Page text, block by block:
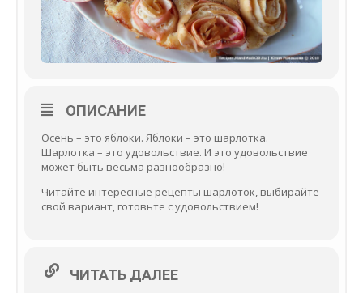
ОПИСАНИЕ
Осень – это яблоки. Яблоки – это шарлотка.
Шарлотка – это удовольствие. И это удовольствие
может быть весьма разнообразно!
Читайте интересные рецепты шарлоток, выбирайте
свой вариант, готовьте с удовольствием!
ЧИТАТЬ ДАЛЕЕ